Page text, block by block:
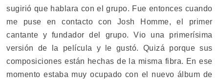
sugirió que hablara con el grupo. Fue entonces cuando
me puse en contacto con Josh Homme, el primer
cantante y fundador del grupo. Vio una primerísima
versión de la película y le gustó. Quizá porque sus
composiciones están hechas de la misma fibra. En ese
momento estaba muy ocupado con el nuevo álbum de